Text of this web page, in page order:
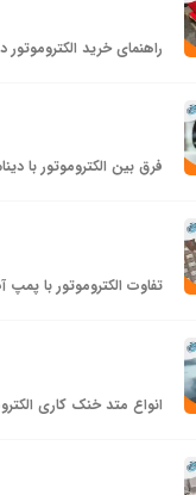
راهنمای خرید الکتروموتور
فرق بین الکتروموتور با
تفاوت الکتروموتور با پمپ
انواع متد خنک کاری